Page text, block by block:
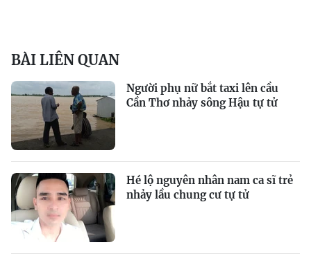
BÀI LIÊN QUAN
Người phụ nữ bắt taxi lên cầu
Cần Thơ nhảy sông Hậu tự tử
Hé lộ nguyên nhân nam ca sĩ trẻ
nhảy lầu chung cư tự tử